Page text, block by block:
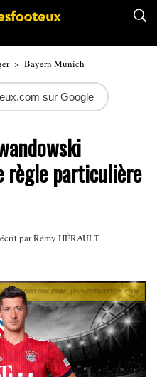
> Bayern Munich
sur Google
règle particulière
parRémy HÉRAULT